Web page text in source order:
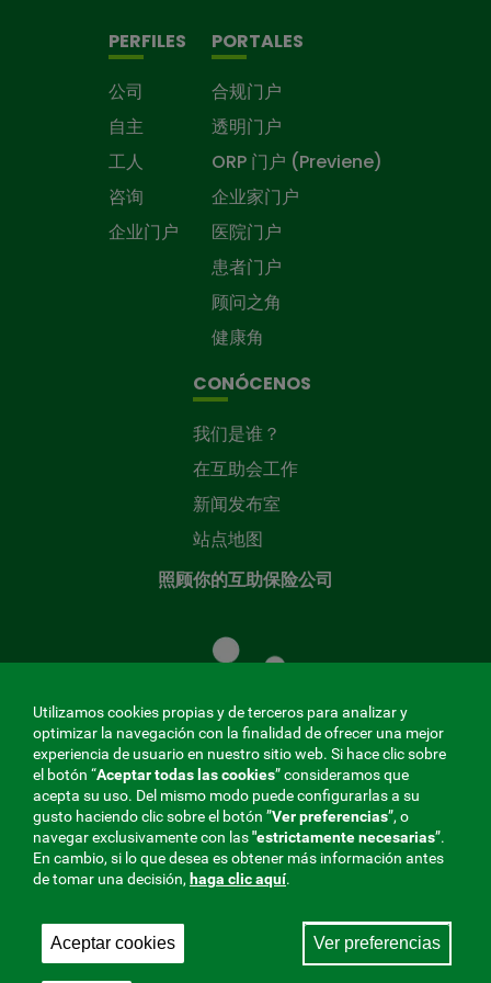
PERFILES
公司
自主
工人
咨询
企业门户
PORTALES
合规门户
透明门户
ORP 门户 (Previene)
企业家门户
医院门户
患者门户
顾问之角
健康角
CONÓCENOS
我们是谁？
在互助会工作
新闻发布室
站点地图
照顾你的互助保险公司
共
同
基
金
MENÚ
REDES
SOCIALES
V20
与社会保障的相互合作者，275 Fraternidad-Muprespa
Utilizamos cookies propias y de terceros para analizar y
optimizar la navegación con la finalidad de ofrecer una mejor
experiencia de usuario en nuestro sitio web. Si hace clic sobre
el botón “Aceptar todas las cookies” consideramos que
acepta su uso. Del mismo modo puede configurarlas a su
gusto haciendo clic sobre el botón ”Ver preferencias”, o
navegar exclusivamente con las"estrictamentenecesarias”.
En cambio, si lo que desea es obtener más información antes
de tomar una decisión, haga clic aquí.
Aceptar cookies Ver preferencias